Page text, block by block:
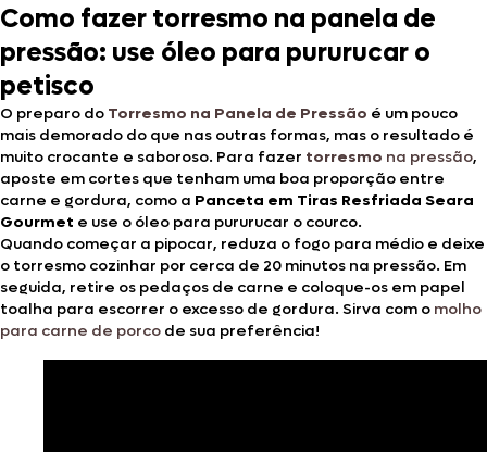
Como fazer torresmo na panela de
pressão: use óleo para pururucar o
petisco
O preparo do Torresmo na Panela de Pressão é um pouco
mais demorado do que nas outras formas, mas o resultado é
muito crocante e saboroso. Para fazer torresmo na pressão,
aposte em cortes que tenham uma boa proporção entre
carne e gordura, como a Panceta em Tiras Resfriada Seara
Gourmet e use o óleo para pururucar o courco.
Quando começar a pipocar, reduza o fogo para médio e deixe
o torresmo cozinhar por cerca de 20 minutos na pressão. Em
seguida, retire os pedaços de carne e coloque-os em papel
toalha para escorrer o excesso de gordura. Sirva com o molho
para carne de porco de sua preferência!